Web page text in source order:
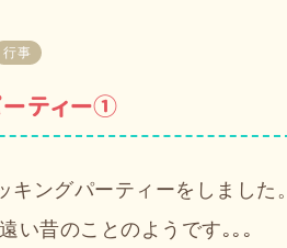
行事
ーティー①
キングパーティーをしました。
い昔のことのようです｡｡｡